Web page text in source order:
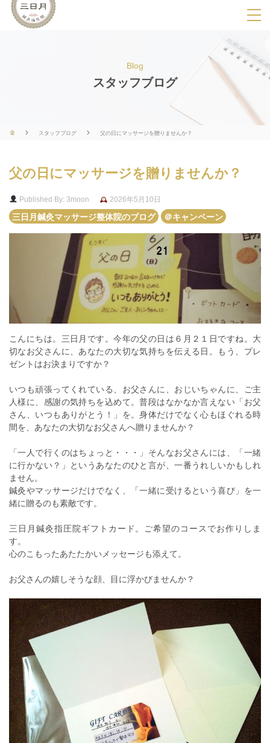
SPメニ
ー
展
用
ボ
Blog
スタッフブログ
スタッフブログ 父の日にマッサージを贈りませんか？
父の日にマッサージを贈りませんか？
Published By: 3moon
2026年5月10日
三日月鍼灸マッサージ整体院のブログ
＠キャンペーン
こんにちは。三日月です。今年の父の日は６月２１日ですね。大
切なお父さんに、あなたの大切な気持ちを伝える日。もう、プレ
ゼントはお決まりですか？
いつも頑張ってくれている、お父さんに、おじいちゃんに、ご主
人様に、感謝の気持ちを込めて。普段はなかなか言えない「お父
さん、いつもありがとう！」を。身体だけでなく心もほぐれる時
間を、あなたの大切なお父さんへ贈りませんか？
「一人で行くのはちょっと・・・」そんなお父さんには、「一緒
に行かない？」というあなたのひと言が、一番うれしいかもしれ
ません。
鍼灸やマッサージだけでなく、「一緒に受けるという喜び」を一
緒に贈るのも素敵です。
三日月鍼灸指圧院ギフトカード。ご希望のコースでお作りしま
す。
心のこもったあたたかいメッセージも添えて。
お父さんの嬉しそうな顔、目に浮かびませんか？